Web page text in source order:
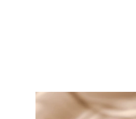
LUNA™ 4 套裝
Anti-aging massage
BEAR™ 2 套裝
Microcurrent toning